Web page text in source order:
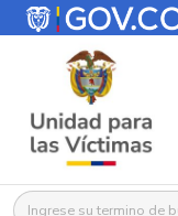
Buscar: